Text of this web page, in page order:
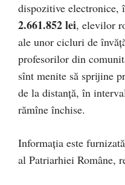
dispozitive electronice,
2.661.852 lei, elevilor
ale unor cicluri de
profesorilor din
sînt menite să sprijine
de la distanță, în
rămîne închise.
Informația este
al Patriarhiei Române,